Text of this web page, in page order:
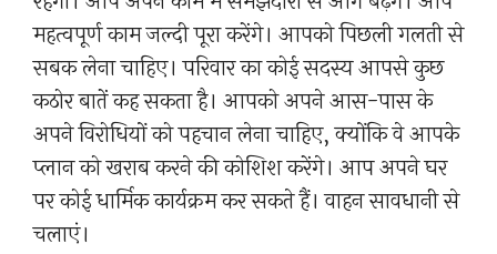
महत्वपूर्ण काम जल्दी पूरा करेंगे। आपको पिछली गलती से
सबक लेना चाहिए। परिवार का कोई सदस्य आपसे कुछ
कठोर बातें कह सकता है। आपको अपने आस-पास के
अपने विरोधियों को पहचान लेना चाहिए, क्योंकि वे आपके
प्लान को खराब करने की कोशिश करेंगे। आप अपने घर
पर कोई धार्मिक कार्यक्रम कर सकते हैं। वाहन सावधानी से
चलाएं।